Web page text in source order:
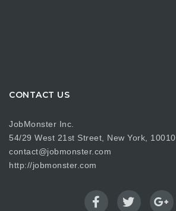
CONTACT US
JobMonster Inc.
54/29 West 21st Street, New York,
contact@jobmonster.com
http://jobmonster.com